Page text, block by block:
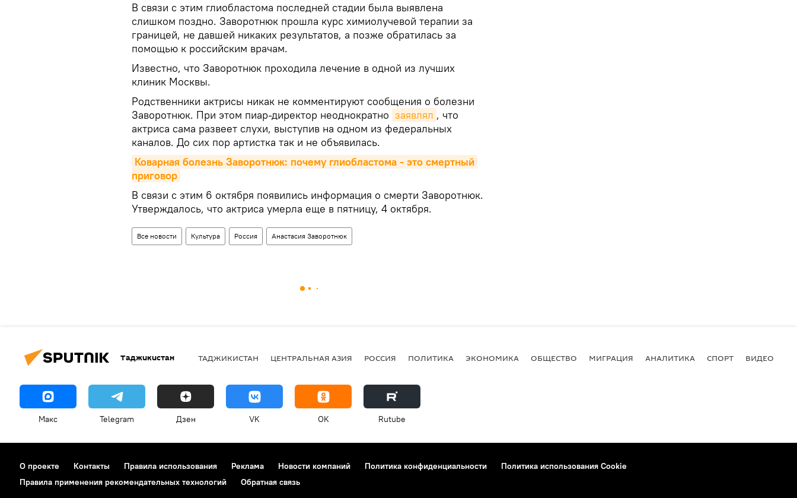
В связи с этим глиобластома последней стадии была выявлена
слишком поздно. Заворотнюк прошла курс химиолучевой терапии за
границей, не давшей никаких результатов, а позже обратилась за
помощью к российским врачам.
Известно, что Заворотнюк проходила лечение в одной из лучших
клиник Москвы.
Родственники актрисы никак не комментируют сообщения о болезни
Заворотнюк. При этом пиар-директор неоднократно заявлял , что
актриса сама развеет слухи, выступив на одном из федеральных
каналов. До сих пор артистка так и не объявилась.
Коварная болезнь Заворотнюк: почему глиобластома - это смертный
приговор
В связи с этим 6 октября появились информация о смерти Заворотнюк.
Утверждалось, что актриса умерла еще в пятницу, 4 октября.
Все новости Культура Россия Анастасия Заворотнюк
Таджикистан ТАДЖИКИСТАН ЦЕНТРАЛЬНАЯ АЗИЯ РОССИЯ ПОЛИТИКА ЭКОНОМИКА ОБЩЕСТВО МИГРАЦИЯ АНАЛИТИКА СПОРТ ВИДЕО
Макс Telegram Дзен VK OK Rutube
О проекте Контакты Правила использования Реклама Новости компаний Политика конфиденциальности
Политика использования Cookie
Правила применения рекомендательных технологий
Обратная связь